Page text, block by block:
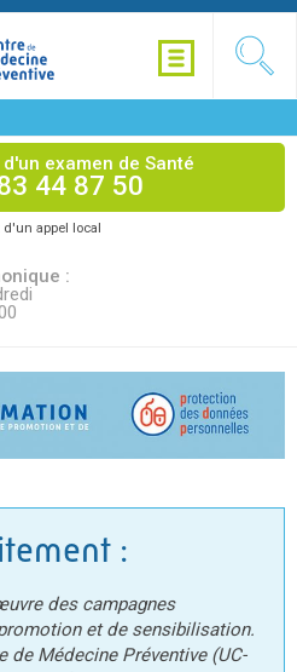
examen de Santé
44 87 50
d'un appel local
:
:
des campagnes
et de sensibilisation.
de Médecine Préventive (UC-